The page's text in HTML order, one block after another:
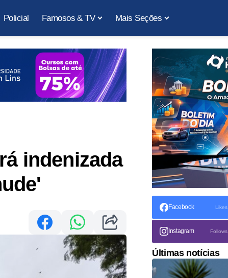
Policial Famosos & TV Mais Seções
indenizada
Facebook Likes
Instagram Follows
Últimas notícias